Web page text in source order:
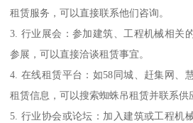
租赁服务，可以直接联系他们咨询。
3. 行业展会：参加建筑、工程机械相关
参展，可以直接洽谈租赁事宜。
4. 在线租赁平台：如58同城、赶集网、
租赁信息，可以搜索蜘蛛吊租赁并联系供
5. 行业协会或论坛：加入建筑或工程机